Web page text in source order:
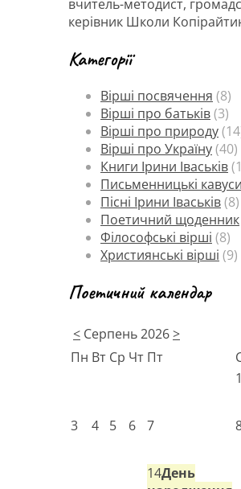
вчитель-методист,
керівник Школи
Категорії
Вірші посвячення (8)
Вірші про батьків(3)
Вірші про природу
Вірші про Україну(40)
Книги Ірини Іваськів
Письменницькі
Пісні Ірини Іваськів(8)
Поетичний щоденник
Філософські вірші (8)
Християнські вірші (9)
Поетичний календар
< Серпень 2026>
Пн Вт Ср Чт Пт
1
3 4 5 6 7
14День